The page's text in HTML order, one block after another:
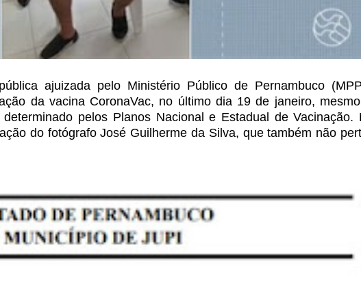
ajuizada pelo Ministério Público de Pernambuco
da vacina CoronaVac, no último dia 19 de janeiro,
pelos Planos Nacional e Estadual de Vacinação.
dofotógrafo José Guilherme da Silva, que também não